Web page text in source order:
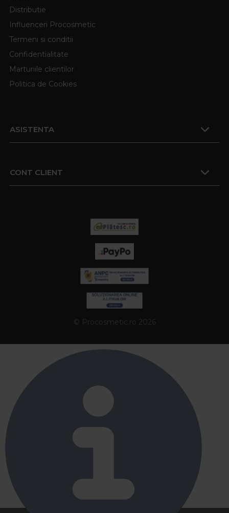
Distributie
Influenceri Procosmetic
Termeni si conditii
Confidentialitate
Marturiile clientilor
Politica de Cookies
ASISTENTA
CONT CLIENT
© Procosmetic.ro 2026